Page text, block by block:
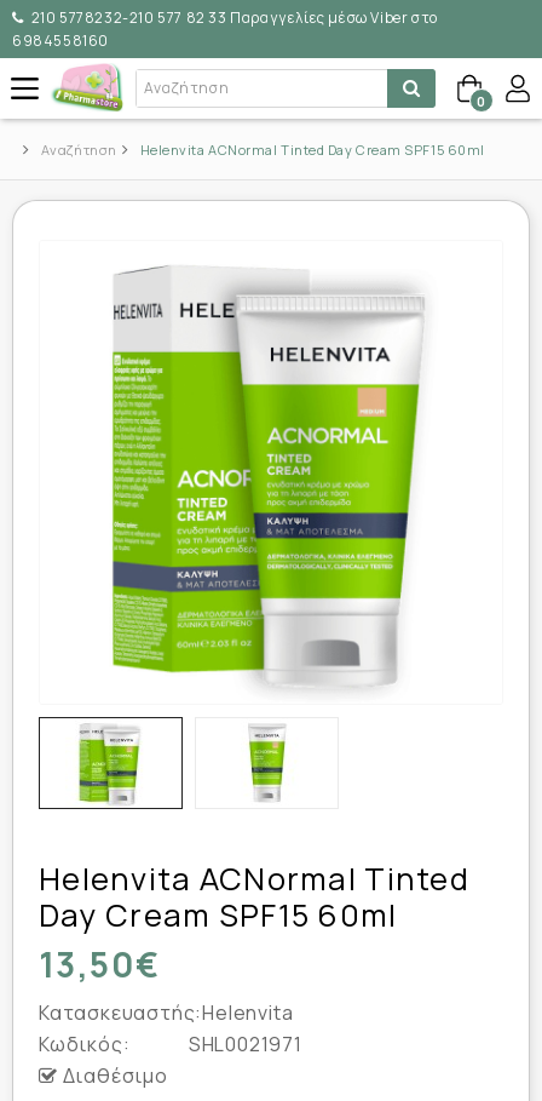
210 5778232-210 577 82 33 Παραγγελίες μέσω Viber στο
6984558160
0
Αναζήτηση Helenvita ACNormal Tinted Day Cream SPF15 60ml
Helenvita ACNormal Tinted
Day Cream SPF15 60ml
13,50€
Κατασκευαστής:Helenvita
Κωδικός:
SHL0021971
Διαθέσιμο